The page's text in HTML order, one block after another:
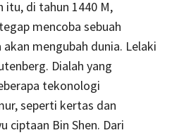
itu, di tahun 1440 M,
mencoba sebuah
mengubah dunia. Lelaki
Dialah yang
tekonologi
seperti kertas dan
ciptaan Bin Shen. Dari